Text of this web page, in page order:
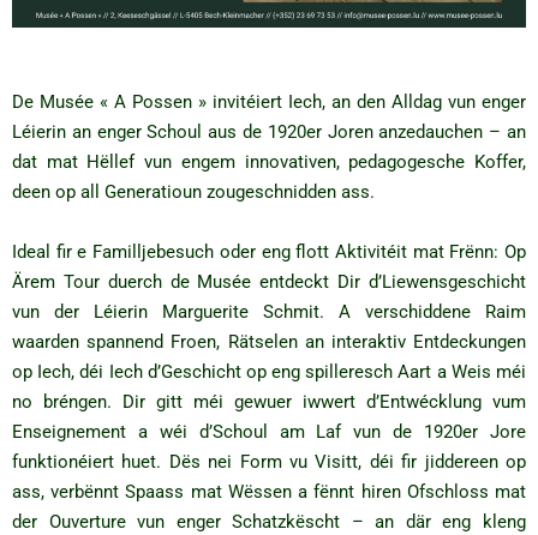
De Musée « A Possen » invitéiert Iech, an den Alldag vun enger
Léierin an enger Schoul aus de 1920er Joren anzedauchen – an
dat mat Hëllef vun engem innovativen, pedagogesche Koffer,
deen op all Generatioun zougeschnidden ass.
Ideal fir e Familljebesuch oder eng flott Aktivitéit mat Frënn: Op
Ärem Tour duerch de Musée entdeckt Dir d’Liewensgeschicht
vun der Léierin Marguerite Schmit. A verschiddene Raim
waarden spannend Froen, Rätselen an interaktiv Entdeckungen
op Iech, déi Iech d’Geschicht op eng spilleresch Aart a Weis méi
no bréngen. Dir gitt méi gewuer iwwert d’Entwécklung vum
Enseignement a wéi d’Schoul am Laf vun de 1920er Jore
funktionéiert huet. Dës nei Form vu Visitt, déi fir jiddereen op
ass, verbënnt Spaass mat Wëssen a fënnt hiren Ofschloss mat
der Ouverture vun enger Schatzkëscht – an där eng kleng